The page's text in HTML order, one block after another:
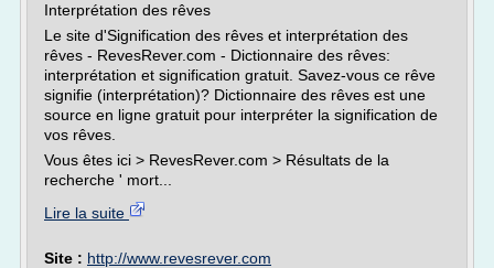
Interprétation des rêves
Le site d'Signification des rêves et interprétation des
rêves - RevesRever.com - Dictionnaire des rêves:
interprétation et signification gratuit. Savez-vous ce rêve
signifie (interprétation)? Dictionnaire des rêves est une
source en ligne gratuit pour interpréter la signification de
vos rêves.
Vous êtes ici > RevesRever.com > Résultats de la
recherche ' mort...
Lire la suite
Site : http://www.revesrever.com